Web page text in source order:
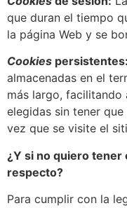
que duran el tiempo
la página Web y se
Cookies persistentes:
almacenadas en el
más largo,
elegidas sin tener
vez que se visite el
¿Y si no quiero tener
respecto?
Para cumplir con la